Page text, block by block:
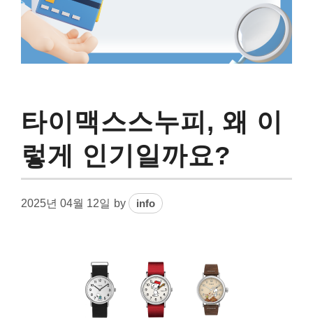
타이맥스스누피, 왜 이
렇게 인기일까요?
2025년 04월 12일 by info